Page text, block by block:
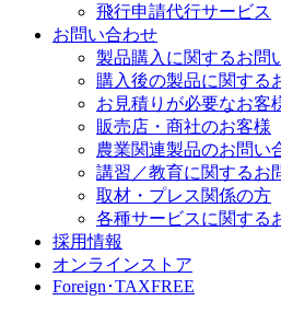
飛行申請代行サービス
お問い合わせ
製品購入に関するお問
購入後の製品に関する
お見積りが必要なお客
販売店・商社のお客様
農業関連製品のお問い
講習／教育に関するお
取材・プレス関係の方
各種サービスに関する
採用情報
オンラインストア
Foreign･TAXFREE